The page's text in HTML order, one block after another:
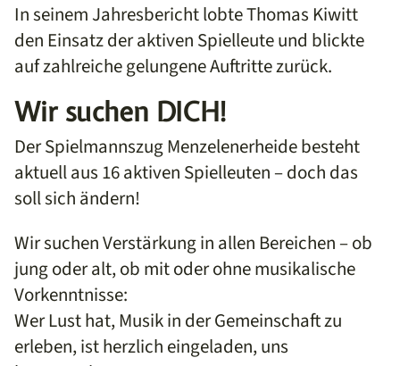
In seinem Jahresbericht lobte Thomas Kiwitt
den Einsatz der aktiven Spielleute und blickte
auf zahlreiche gelungene Auftritte zurück.
Wir suchen DICH!
Der Spielmannszug Menzelenerheide besteht
aktuell aus 16 aktiven Spielleuten – doch das
soll sich ändern!
Wir suchen Verstärkung in allen Bereichen – ob
jung oder alt, ob mit oder ohne musikalische
Vorkenntnisse:
Wer Lust hat, Musik in der Gemeinschaft zu
erleben, ist herzlich eingeladen, uns